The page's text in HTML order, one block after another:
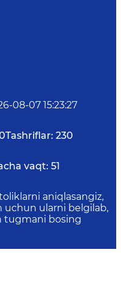
08-07 15:23:27
Tashriflar: 230
vaqt: 51
aniqlasangiz,
uchun ularni belgilab,
tugmani bosing